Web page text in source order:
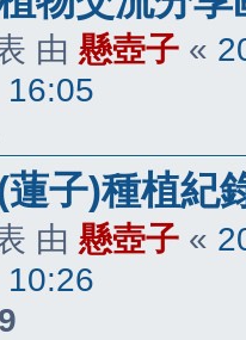
由 懸壺子 «
16:05
子)種植紀
由 懸壺子 «
10:26